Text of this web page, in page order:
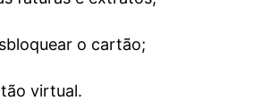
o cartão;
virtual.